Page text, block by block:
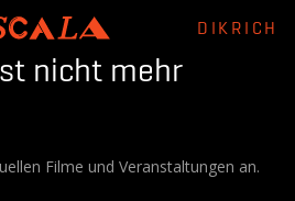
DIKRICH
nicht mehr
Filme und Veranstaltungen an.